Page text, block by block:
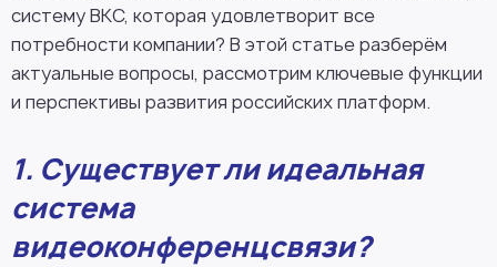
систему ВКС, которая удовлетворит все
потребности компании? В этой статье разберём
актуальные вопросы, рассмотрим ключевые функции
и перспективы развития российских платформ.
1. Существует ли идеальная
система
видеоконференцсвязи?